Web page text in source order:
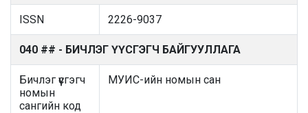
ISSN 2226-9037
040 ## - БИЧЛЭГ ҮҮСГЭГЧ БАЙГУУЛЛАГА
Бичлэг үүсгэгч
номын
сангийн код
МУИС-ийн номын сан